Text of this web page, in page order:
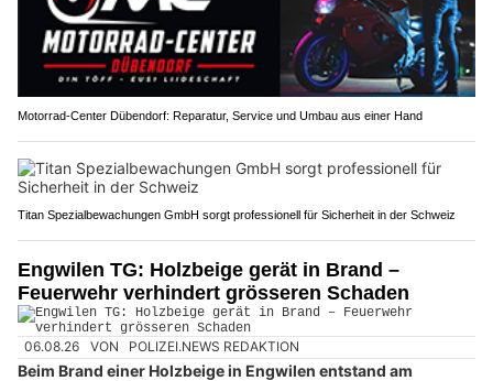
Motorrad-Center Dübendorf: Reparatur, Service und Umbau aus einer Hand
Titan Spezialbewachungen GmbH sorgt professionell für Sicherheit in der Schweiz
Engwilen TG: Holzbeige gerät in Brand –
Feuerwehr verhindert grösseren Schaden
06.08.26 VON POLIZEI.NEWS REDAKTION
Beim Brand einer Holzbeige in Engwilen entstand am